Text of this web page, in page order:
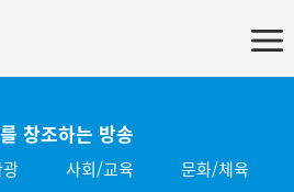
창조하는 방송
사회/교육
문화/체육